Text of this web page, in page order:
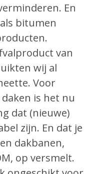
En
als bitumen
van
wij al
Voor
is het nu
dat (nieuwe)
zijn. En dat je
dakbanen,
op versmelt.